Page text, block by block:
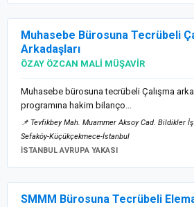
Muhasebe Bürosuna Tecrübeli
Arkadaşları
ÖZAY ÖZCAN MALİ MÜŞAVİR
Muhasebe bürosuna tecrübeli Çalışma
programına hakim bilanço...
📌 Tevfikbey Mah. Muammer Aksoy Cad. Bildikler
Sefaköy-Küçükçekmece-İstanbul
İSTANBUL AVRUPA YAKASI
SMMM Bürosuna Tecrübeli